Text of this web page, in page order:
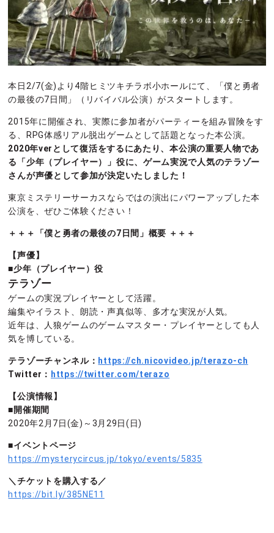
本日2/7(金)より4階ヒミツキチラボ小ホールにて、「僕と勇者
の最後の7日間」（リバイバル公演）がスタートします。
2015年に開催され、実際に参加者がパーティーを組み冒険をす
る、RPG体感リアル脱出ゲームとして話題となった本公演。
2020年verとして復活をするにあたり、本公演の重要人物であ
る「少年（プレイヤー）」役に、ゲーム実況で人気のテラゾー
さんが声優として参加が決定いたしました！
東京ミステリーサーカスならではの演出にパワーアップした本
公演を、ぜひご体験ください！
＋＋＋「僕と勇者の最後の7日間」概要 ＋＋＋
【声優】
■少年（プレイヤー）役
テラゾー
ゲームの実況プレイヤーとして活躍。
編集やイラスト、朗読・声真似等、多才な実況が人気。
近年は、人狼ゲームのゲームマスター・プレイヤーとしても人
気を博している。
テラゾーチャンネル： https://ch.nicovideo.jp/terazo-ch
Twitter： https://twitter.com/terazo
【公演情報】
■開催期間
2020年2月7日(金)～3月29日(日)
■イベントページ
https://mysterycircus.jp/tokyo/events/5835
＼チケットを購入する／
https://bit.ly/385NE11